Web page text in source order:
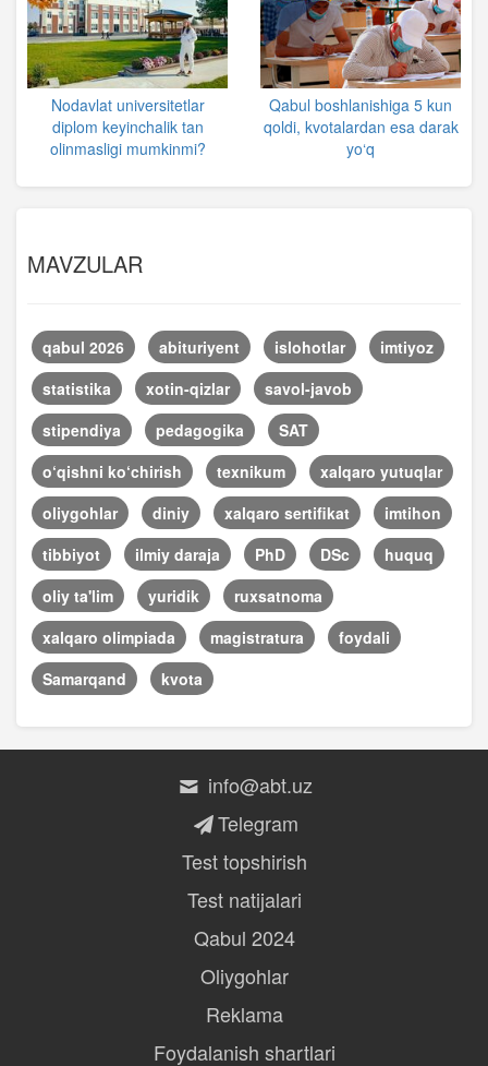
Nodavlat universitetlar
diplom keyinchalik tan
olinmasligi mumkinmi?
Qabul boshlanishiga 5 kun
qoldi, kvotalardan esa darak
yo‘q
MAVZULAR
qabul 2026 abituriyent islohotlar
imtiyoz
statistika
xotin-qizlar
savol-javob
stipendiya
pedagogika
SAT
o‘qishni ko‘chirish
texnikum
xalqaro yutuqlar
oliygohlar
diniy xalqaro sertifikat
imtihon
tibbiyot
ilmiy daraja PhD DSc
huquq
oliy ta'lim
yuridik
ruxsatnoma
xalqaro olimpiada
magistratura
foydali
Samarqand
kvota
info@abt.uz
Telegram
Test topshirish
Test natijalari
Qabul 2024
Oliygohlar
Reklama
Foydalanish shartlari